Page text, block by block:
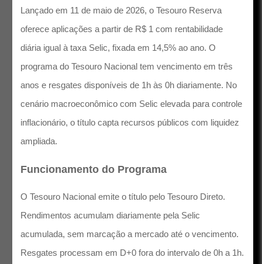
Lançado em 11 de maio de 2026, o Tesouro Reserva
oferece aplicações a partir de R$ 1 com rentabilidade
diária igual à taxa Selic, fixada em 14,5% ao ano. O
programa do Tesouro Nacional tem vencimento em três
anos e resgates disponíveis de 1h às 0h diariamente. No
cenário macroeconômico com Selic elevada para controle
inflacionário, o título capta recursos públicos com liquidez
ampliada.
Funcionamento do Programa
O Tesouro Nacional emite o título pelo Tesouro Direto.
Rendimentos acumulam diariamente pela Selic
acumulada, sem marcação a mercado até o vencimento.
Resgates processam em D+0 fora do intervalo de 0h a 1h.